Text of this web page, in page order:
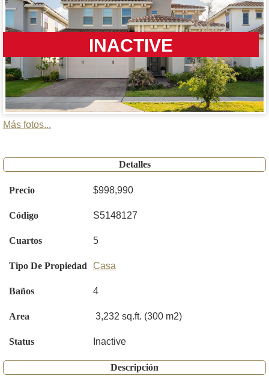
INACTIVE
Más fotos...
Detalles
Precio $998,990
Código S5148127
Cuartos 5
Tipo De Propiedad Casa
Baños 4
Area 3,232 sq.ft. (300 m2)
Status Inactive
Descripción